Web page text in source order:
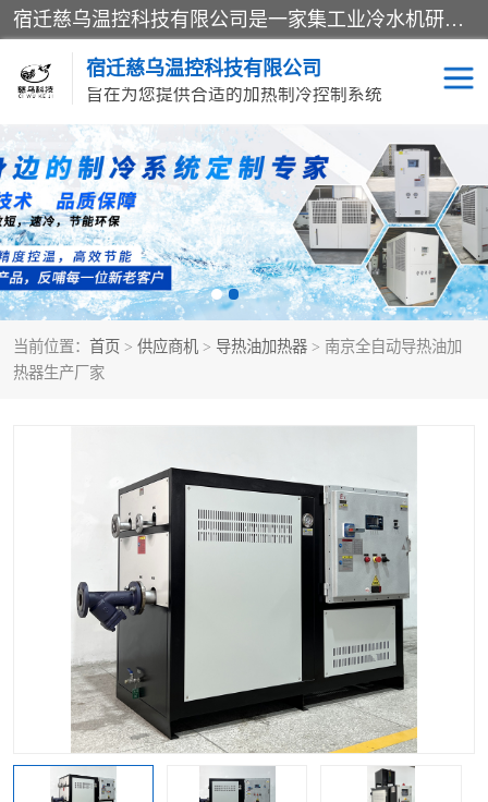
宿迁慈乌温控科技有限公司是一家集工业冷水机研发、制造、营销、服务于一体的技术生产型企业，经营范围包括：冷水机、螺杆式冷水机组、工业冷水机、水冷式冷水机、风冷式冷水机组、风冷螺杆式冷冻机组、冷冻机、注塑专用冷水机、混泥土专用冷水机、低温防爆冷水机组等。专业温控设备供应商 模温机/冷水机/导热油炉定制服务等
宿迁慈乌温控科技有限公司
旨在为您提供合适的加热制冷控制系统
当前位置： 首页 > 供应商机 > 导热油加热器 > 南京全自动导热油加
热器生产厂家
冷水机 模温机
导热油加热器